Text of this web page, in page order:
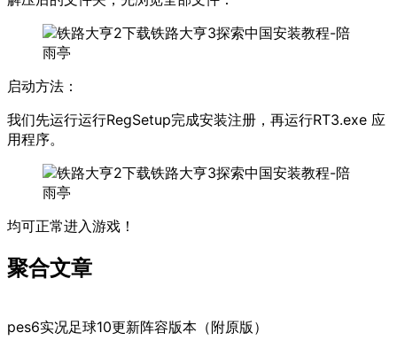
启动方法：
我们先运行运行RegSetup完成安装注册，再运行RT3.exe 应
用程序。
均可正常进入游戏！
聚合文章
pes6实况足球10更新阵容版本（附原版）